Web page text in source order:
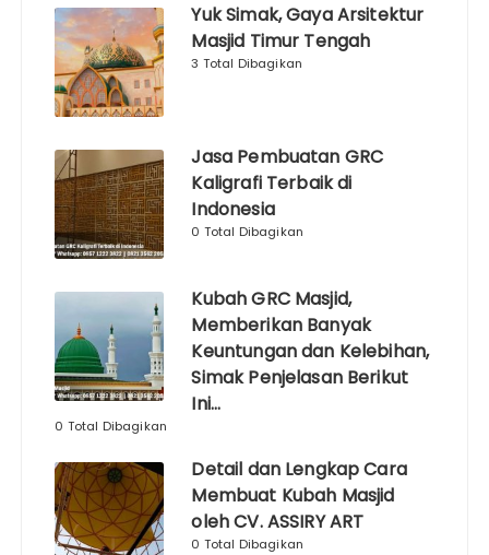
Yuk Simak, Gaya Arsitektur
Masjid Timur Tengah
3 Total Dibagikan
Jasa Pembuatan GRC
Kaligrafi Terbaik di
Indonesia
0 Total Dibagikan
Kubah GRC Masjid,
Memberikan Banyak
Keuntungan dan Kelebihan,
Simak Penjelasan Berikut
Ini…
0 Total Dibagikan
Detail dan Lengkap Cara
Membuat Kubah Masjid
oleh CV. ASSIRY ART
0 Total Dibagikan